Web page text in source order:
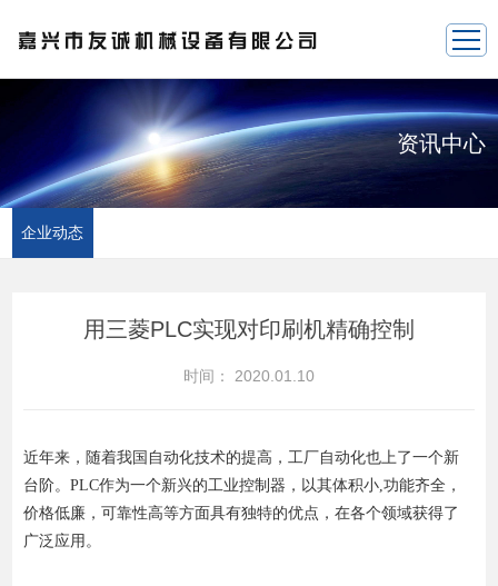
资讯中心
企业动态
用三菱PLC实现对印刷机精确控制
时间： 2020.01.10
近年来，随着我国自动化技术的提高，工厂自动化也上了一个新
台阶。PLC作为一个新兴的工业控制器，以其体积小,功能齐全，
价格低廉，可靠性高等方面具有独特的优点，在各个领域获得了
广泛应用。